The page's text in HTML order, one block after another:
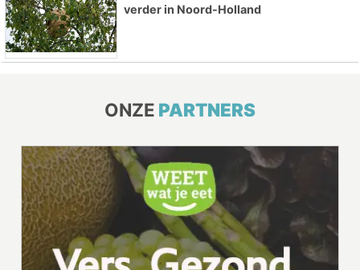
verder in Noord-Holland
ONZE PARTNERS